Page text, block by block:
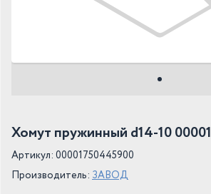
Хомут пружинный d14-10 00001
Артикул: 00001750445900
Производитель: ЗАВОД